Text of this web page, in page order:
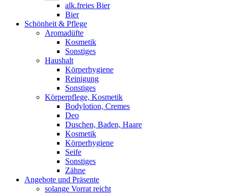
alk.freies Bier
Bier
Schönheit & Pflege
Aromadüfte
Kosmetik
Sonstiges
Haushalt
Körperhygiene
Reinigung
Sonstiges
Körperpflege, Kosmetik
Bodylotion, Cremes
Deo
Duschen, Baden, Haare
Kosmetik
Körperhygiene
Seife
Sonstiges
Zähne
Angebote und Präsente
solange Vorrat reicht